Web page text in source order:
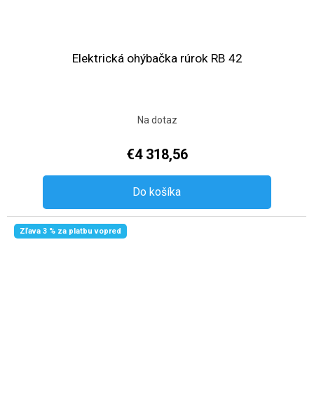
Elektrická ohýbačka rúrok RB 42
Na dotaz
€4 318,56
Do košíka
Zľava 3 % za platbu vopred